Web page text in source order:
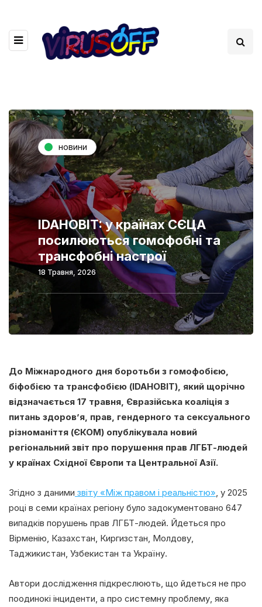
новини
IDAHOBIT: у країнах СЄЦА
посилюються гомофобні та
трансфобні настрої
18 Травня, 2026
До Міжнародного дня боротьби з гомофобією,
біфобією та трансфобією (IDAHOBIT), який щорічно
відзначається 17 травня, Євразійська коаліція з
питань здоров’я, прав, гендерного та сексуального
різноманіття (ЄКОМ) опублікувала новий
регіональний звіт про порушення прав ЛГБТ-людей
у країнах Східної Європи та Центральної Азії.
Згідно з даними звіту «Між правом і реальністю» , у 2025
році в семи країнах регіону було задокументовано 647
випадків порушень прав ЛГБТ-людей. Йдеться про
Вірменію, Казахстан, Киргизстан, Молдову,
Таджикистан, Узбекистан та Україну.
Автори дослідження підкреслюють, що йдеться не про
поодинокі інциденти, а про системну проблему, яка